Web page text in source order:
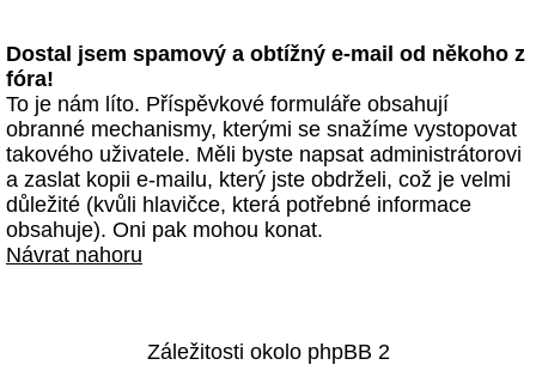
Dostal jsem spamový a obtížný e-mail od někoho z
fóra!
To je nám líto. Příspěvkové formuláře obsahují
obranné mechanismy, kterými se snažíme vystopovat
takového uživatele. Měli byste napsat administrátorovi
a zaslat kopii e-mailu, který jste obdrželi, což je velmi
důležité (kvůli hlavičce, která potřebné informace
obsahuje). Oni pak mohou konat.
Návrat nahoru
Záležitosti okolo phpBB 2